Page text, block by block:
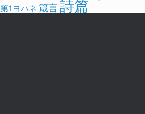
第1ヨハネ 箴言詩篇